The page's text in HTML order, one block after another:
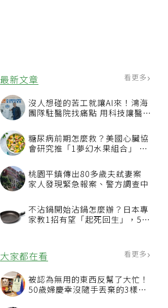
最新文章 看更多
沒人想碰的苦工就讓AI來！鴻海
團隊駐醫院找痛點 用科技讓醫療
糖尿病前期怎麼救？美國心臟協
會研究推「1夢幻水果組合」 酪
桃園平鎮傳出80多歲夫弒妻案
家人發現緊急報案、警方調查中
不沾鍋開始沾鍋怎麼辦？日本專
家教1招有望「起死回生」，5情
大家都在看 看更多
被認為無用的東西反幫了大忙！
50歲婦慶幸沒隨手丟棄的3樣物